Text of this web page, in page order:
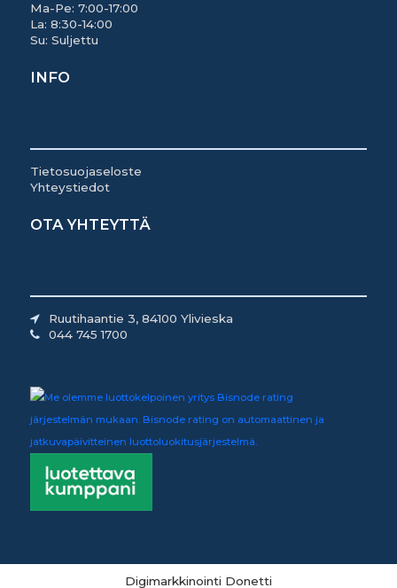
Ma-Pe: 7:00-17:00
La: 8:30-14:00
Su: Suljettu
INFO
Tietosuojaseloste
Yhteystiedot
OTA YHTEYTTÄ
Ruutihaantie 3, 84100 Ylivieska
044 745 1700
Digimarkkinointi Donetti